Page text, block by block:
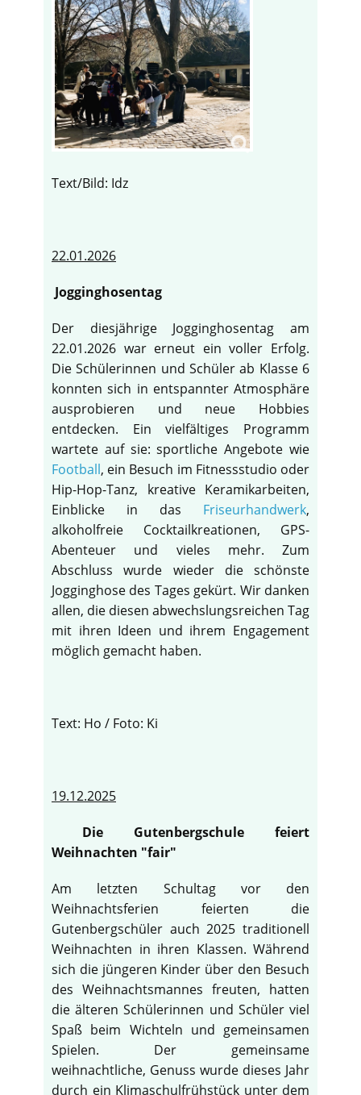
Text/Bild: Idz
22.01.2026
Jogginghosentag
Der diesjährige Jogginghosentag am
22.01.2026 war erneut ein voller Erfolg.
Die Schülerinnen und Schüler ab Klasse 6
konnten sich in entspannter Atmosphäre
ausprobieren und neue Hobbies
entdecken. Ein vielfältiges Programm
wartete auf sie: sportliche Angebote wie
Football, ein Besuch im Fitnessstudio oder
Hip-Hop-Tanz, kreative Keramikarbeiten,
Einblicke in das Friseurhandwerk,
alkoholfreie Cocktailkreationen, GPS-
Abenteuer und vieles mehr. Zum
Abschluss wurde wieder die schönste
Jogginghose des Tages gekürt. Wir danken
allen, die diesen abwechslungsreichen Tag
mit ihren Ideen und ihrem Engagement
möglich gemacht haben.
Text: Ho / Foto: Ki
19.12.2025
Die Gutenbergschule feiert
Weihnachten "fair"
Am letzten Schultag vor den
Weihnachtsferien feierten die
Gutenbergschüler auch 2025 traditionell
Weihnachten in ihren Klassen. Während
sich die jüngeren Kinder über den Besuch
des Weihnachtsmannes freuten, hatten
die älteren Schülerinnen und Schüler viel
Spaß beim Wichteln und gemeinsamen
Spielen. Der gemeinsame
weihnachtliche, Genuss wurde dieses Jahr
durch ein Klimaschulfrühstück unter dem